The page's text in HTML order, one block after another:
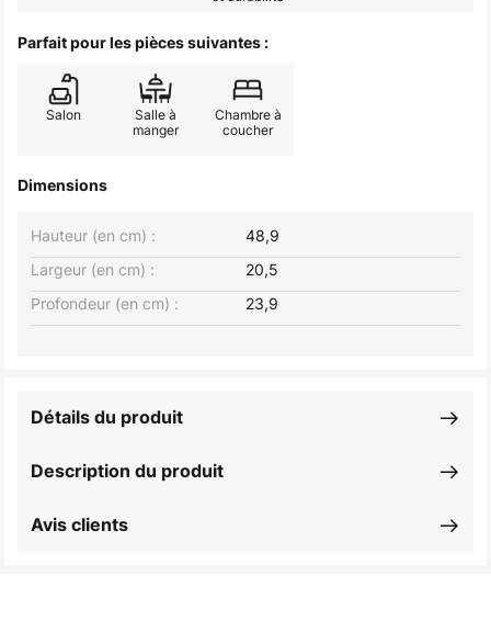
Parfait pour les pièces suivantes :
Salon
Salle à
manger
Chambre à
coucher
Dimensions
Largeur (en cm) : 20,5
Hauteur (en cm) : 48,9
Profondeur (en cm) : 23,9
Description du produit
Détails du produit
Avis clients